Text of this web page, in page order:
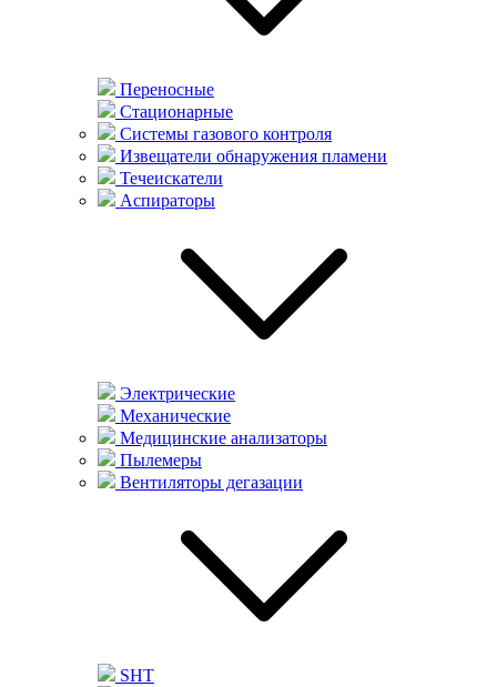
Переносные
Стационарные
Системы газового контроля
Извещатели обнаружения пламени
Течеискатели
Аспираторы
Электрические
Механические
Медицинские анализаторы
Пылемеры
Вентиляторы дегазации
SHT